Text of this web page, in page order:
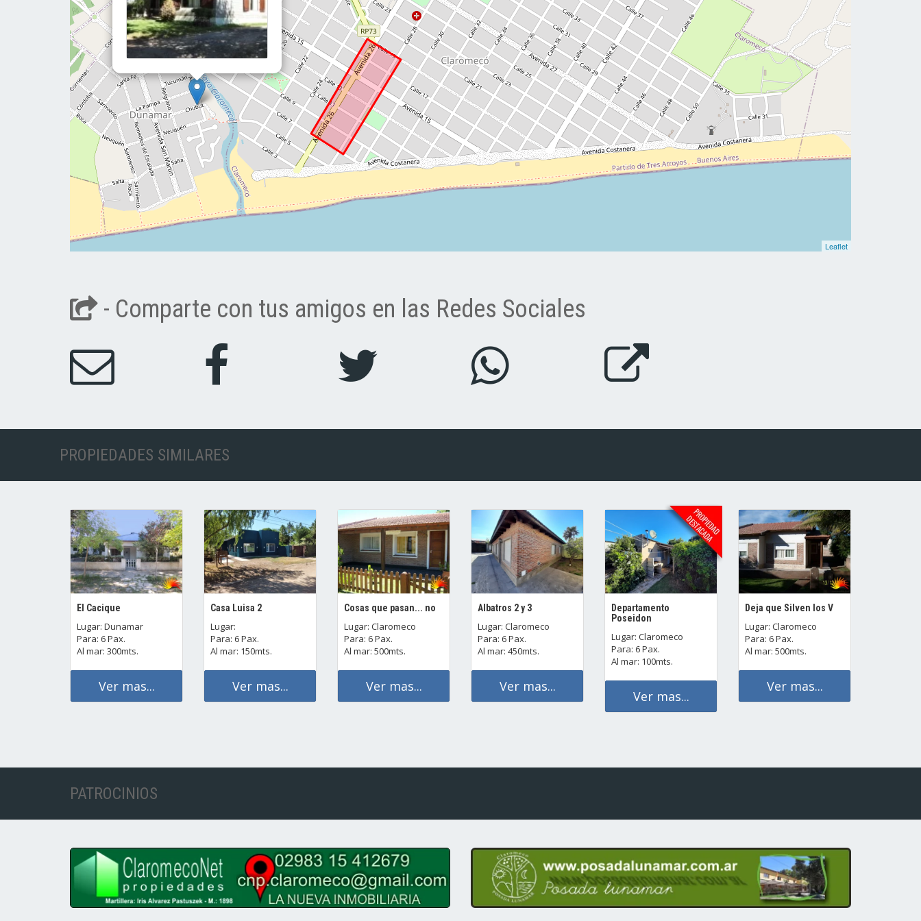
Leaflet
- Comparte con tus amigos en las Redes Sociales
PROPIEDADES SIMILARES
El Cacique
Lugar: Dunamar
Para: 6 Pax.
Al mar: 300mts.
Ver mas...
Casa Luisa 2
Lugar:
Para: 6 Pax.
Al mar: 150mts.
Ver mas...
Cosas que pasan... no
Lugar: Claromeco
Para: 6 Pax.
Al mar: 500mts.
Ver mas...
Albatros 2 y 3
Lugar: Claromeco
Para: 6 Pax.
Al mar: 450mts.
Ver mas...
Departamento
Poseidon
Lugar: Claromeco
Para: 6 Pax.
Al mar: 100mts.
Ver mas...
Deja que Silven los V
Lugar: Claromeco
Para: 6 Pax.
Al mar: 500mts.
Ver mas...
PATROCINIOS